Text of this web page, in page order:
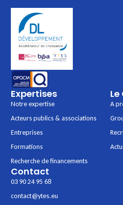
Expertises
Notre expertise
Acteurs publics & associations
Entreprises
Formations
Recherche de financements
A
Contact
03 90 24 95 68
contact@ytes.eu